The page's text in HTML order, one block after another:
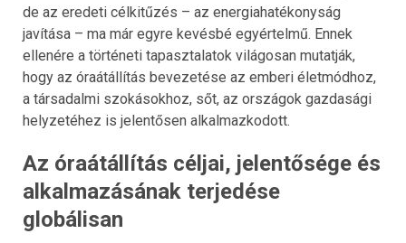
de az eredeti célkitűzés – az energiahatékonyság
javítása – ma már egyre kevésbé egyértelmű. Ennek
ellenére a történeti tapasztalatok világosan mutatják,
hogy az óraátállítás bevezetése az emberi életmódhoz,
a társadalmi szokásokhoz, sőt, az országok gazdasági
helyzetéhez is jelentősen alkalmazkodott.
Az óraátállítás céljai, jelentősége és
alkalmazásának terjedése
globálisan